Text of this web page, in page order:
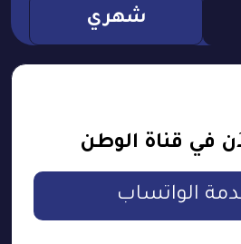
شهري
في قناة الوطن
الواتساب